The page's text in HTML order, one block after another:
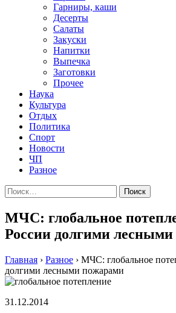
Гарниры, каши
Десерты
Салаты
Закуски
Напитки
Выпечка
Заготовки
Прочее
Наука
Культура
Отдых
Политика
Спорт
Новости
ЧП
Разное
Найти:
МЧС: глобальное
России долгими
Главная › Разное › МЧС: глобальное
долгими лесными пожарами
31.12.2014